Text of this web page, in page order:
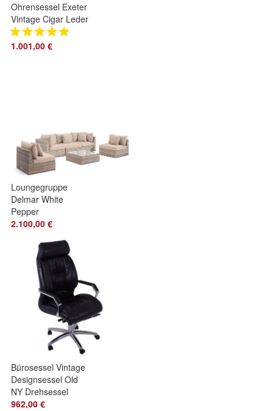
Ohrensessel Exeter
Vintage Cigar Leder
dunkelbraun Sessel
Ledersessel
1.001,00 €
Loungegruppe
Delmar White
Pepper
2.100,00 €
Bürosessel Vintage
Designsessel Old
NY Drehsessel
Belon Black Leder
962,00 €